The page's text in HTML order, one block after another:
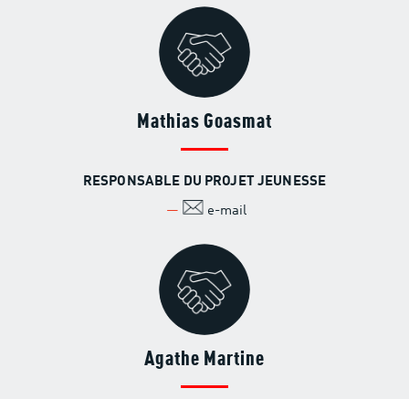
Mathias Goasmat
RESPONSABLE DU PROJET JEUNESSE
e-mail
Agathe Martine